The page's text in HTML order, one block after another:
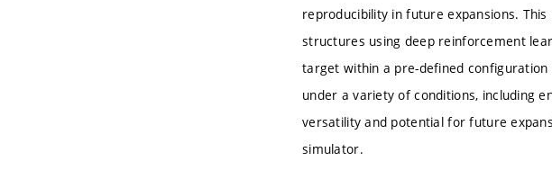
reproducibility in future expansions.
structures using deep reinforcement
target within a pre-defined
under a variety of conditions, including
versatility and potential for future
simulator.